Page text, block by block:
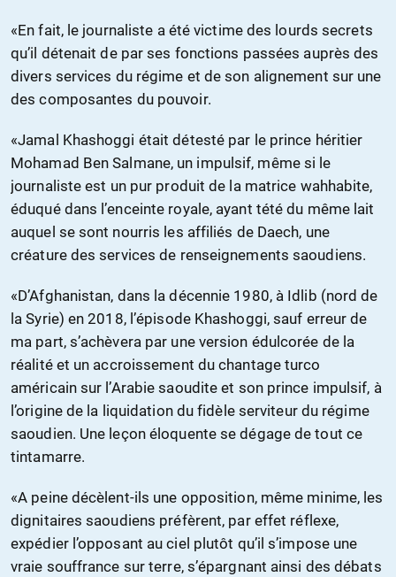
«En fait, le journaliste a été victime des lourds secrets
qu’il détenait de par ses fonctions passées auprès des
divers services du régime et de son alignement sur une
des composantes du pouvoir.
«Jamal Khashoggi était détesté par le prince héritier
Mohamad Ben Salmane, un impulsif, même si le
journaliste est un pur produit de la matrice wahhabite,
éduqué dans l’enceinte royale, ayant tété du même lait
auquel se sont nourris les affiliés de Daech, une
créature des services de renseignements saoudiens.
«D’Afghanistan, dans la décennie 1980, à Idlib (nord de
la Syrie) en 2018, l’épisode Khashoggi, sauf erreur de
ma part, s’achèvera par une version édulcorée de la
réalité et un accroissement du chantage turco
américain sur l’Arabie saoudite et son prince impulsif, à
l’origine de la liquidation du fidèle serviteur du régime
saoudien. Une leçon éloquente se dégage de tout ce
tintamarre.
«A peine décèlent-ils une opposition, même minime, les
dignitaires saoudiens préfèrent, par effet réflexe,
expédier l’opposant au ciel plutôt qu’il s’impose une
vraie souffrance sur terre, s’épargnant ainsi des débats